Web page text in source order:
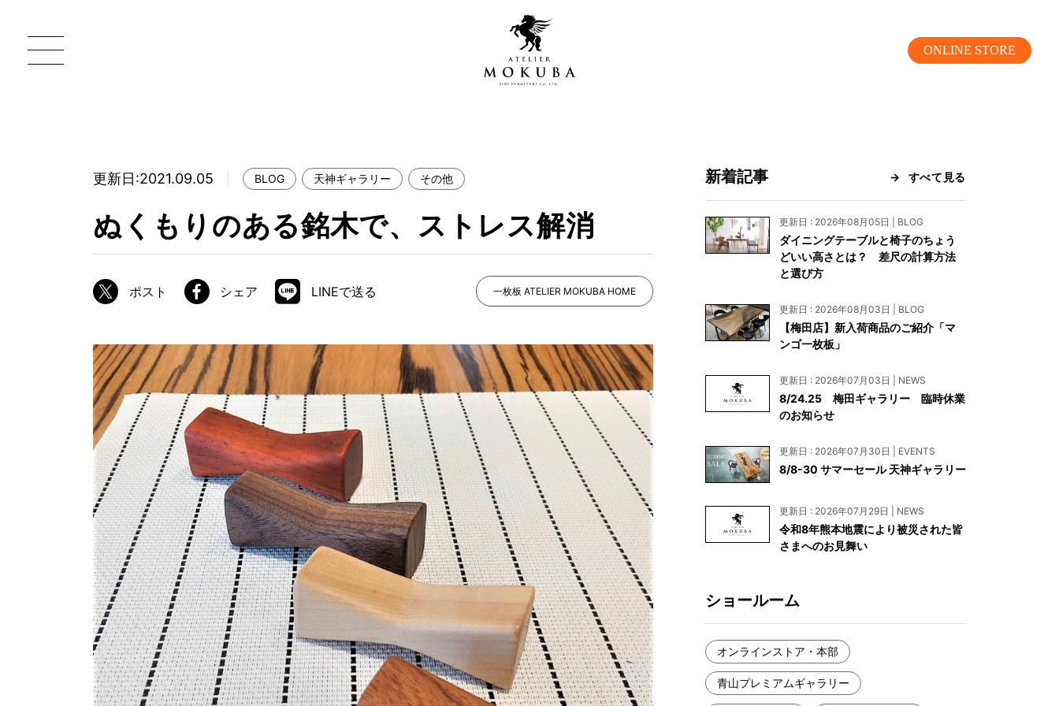
ONLINE STORE
MOKUBA について
製造工程
加工技術
商品情報
ATELIER MOKUBAの一枚板テーブル
ATELIER MOKUBAの一枚板×異素材
特別なダイニングチェア
一枚板用のテーブル脚
樹種紹介
コーディネート集
メンテナンス方法
青山プレミアムギャラリー
吉祥寺ギャラリー
名古屋ギャラリー
大阪梅田ギャラリー
アウトレット神戸店
大川ギャラリー【本店】
天神ギャラリー
公式オンラインストア
WEBカタログ
新入荷情報
納品事例
納品事例（住宅・インテリア）
納品事例（店舗・オフィス）
お客様の声
コーディネート集
INFORMATION
NEWS
EVENT
BLOG
メディア美術協力実績
よくあるご質問
お問い合わせ
資料請求
工務店様・設計会社様向けお問い合わせ
一枚板買い取りに関して
更新日:2021.09.05 BLOG 天神ギャラリー その他
ぬくもりのある銘木で、ストレス解消
ポスト シェア LINEで送る 一枚板 ATELIER MOKUBA HOME
新着記事 すべて見る
更新日 : 2026年08月05日 | BLOG
ダイニングテーブルと椅子のちょう
どいい高さとは？ 差尺の計算方法
と選び方
更新日 : 2026年08月03日 | BLOG
【梅田店】新入荷商品のご紹介「マ
ンゴ一枚板」
更新日 : 2026年07月03日 | NEWS
8/24.25 梅田ギャラリー 臨時休業
のお知らせ
更新日 : 2026年07月30日 | EVENTS
8/8-30 サマーセール 天神ギャラリー
更新日 : 2026年07月29日 | NEWS
令和8年熊本地震により被災された皆
さまへのお見舞い
ショールーム
オンラインストア・本部
青山プレミアムギャラリー